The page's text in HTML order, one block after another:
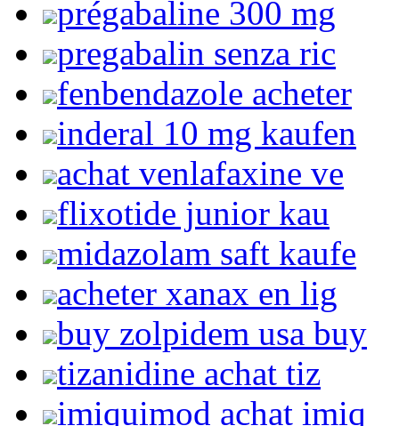
prégabaline 300 mg
pregabalin senza ric
fenbendazole acheter
inderal 10 mg kaufen
achat venlafaxine ve
flixotide junior kau
midazolam saft kaufe
acheter xanax en lig
buy zolpidem usa buy
tizanidine achat tiz
imiquimod achat imiq